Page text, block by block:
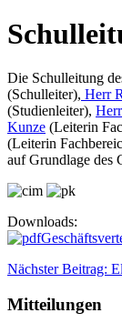
Die Schulleitung
(Schulleiter), Herr
(Studienleiter),
Kunze (Leiterin
(Leiterin
auf Grundlage des
Downloads:
Nächster Beitrag:
Mitteilungen